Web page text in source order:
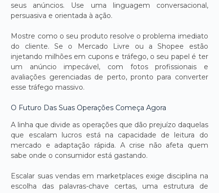
seus anúncios. Use uma linguagem conversacional,
persuasiva e orientada à ação.
Mostre como o seu produto resolve o problema imediato
do cliente. Se o Mercado Livre ou a Shopee estão
injetando milhões em cupons e tráfego, o seu papel é ter
um anúncio impecável, com fotos profissionais e
avaliações gerenciadas de perto, pronto para converter
esse tráfego massivo.
O Futuro Das Suas Operações Começa Agora
A linha que divide as operações que dão prejuízo daquelas
que escalam lucros está na capacidade de leitura do
mercado e adaptação rápida. A crise não afeta quem
sabe onde o consumidor está gastando.
Escalar suas vendas em marketplaces exige disciplina na
escolha das palavras-chave certas, uma estrutura de